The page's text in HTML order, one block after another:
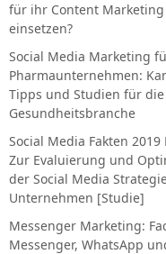
für ihr Content Marketing
einsetzen?
Social Media Marketing
Pharmaunternehmen:
Tipps und Studien für die
Gesundheitsbranche
Social Media Fakten 2019
Zur Evaluierung und
der Social Media
Unternehmen [Studie]
Messenger Marketing:
Messenger, WhatsApp